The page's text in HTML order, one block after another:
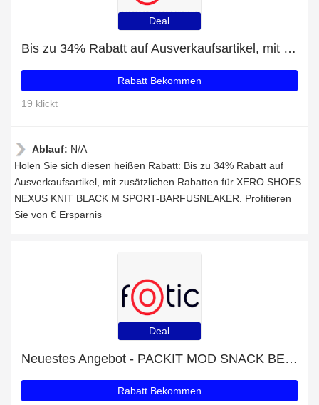
Deal
Bis zu 34% Rabatt auf Ausverkaufsartikel, mit zusätzlichen Rabatten für XERO SHOES NEXUS KNIT BLACK M SPORT-BARFUSNEAKER
Rabatt Bekommen
19 klickt
Ablauf: N/A
Holen Sie sich diesen heißen Rabatt: Bis zu 34% Rabatt auf
Ausverkaufsartikel, mit zusätzlichen Rabatten für XERO SHOES
NEXUS KNIT BLACK M SPORT-BARFUSNEAKER. Profitieren
Sie von € Ersparnis
Deal
Neuestes Angebot - PACKIT MOD SNACK BENTO BOX MINT mit 30% Rabatt
Rabatt Bekommen